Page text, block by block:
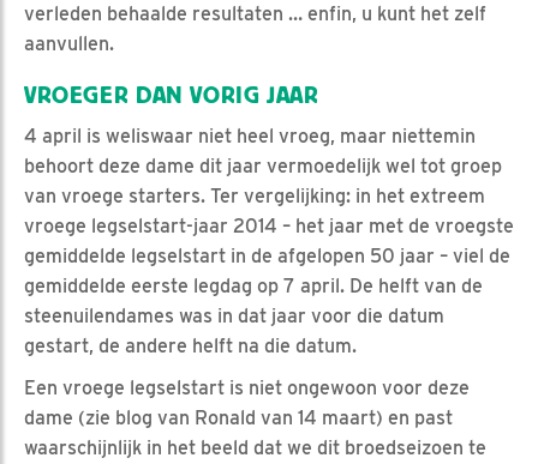
verleden behaalde resultaten … enfin, u kunt het zelf
aanvullen.
VROEGER DAN VORIG JAAR
4 april is weliswaar niet heel vroeg, maar niettemin
behoort deze dame dit jaar vermoedelijk wel tot groep
van vroege starters. Ter vergelijking: in het extreem
vroege legselstart-jaar 2014 – het jaar met de vroegste
gemiddelde legselstart in de afgelopen 50 jaar – viel de
gemiddelde eerste legdag op 7 april. De helft van de
steenuilendames was in dat jaar voor die datum
gestart, de andere helft na die datum.
Een vroege legselstart is niet ongewoon voor deze
dame (zie blog van Ronald van 14 maart) en past
waarschijnlijk in het beeld dat we dit broedseizoen te